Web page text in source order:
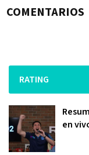
COMENTARIOS
RATING
en